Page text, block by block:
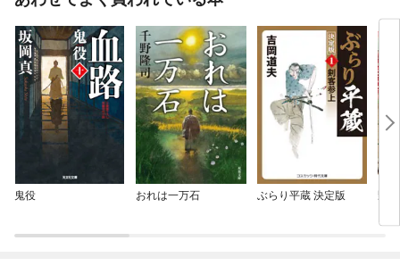
鬼役 おれは一万石 ぶらり平蔵 決定版 野